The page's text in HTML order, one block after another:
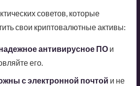
советов, которые
свои криптовалютные активы:
антивирусное ПОи
его.
с электронной почтой и не